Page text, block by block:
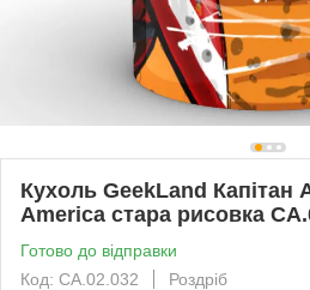
Кухоль GeekLand Капітан
America стара рисовка
Готово до відправки
Код: CA.02.032
Роздріб